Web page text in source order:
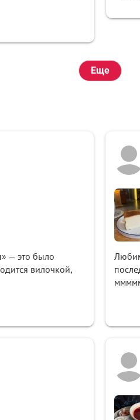
Еще
— это было
вилочкой,